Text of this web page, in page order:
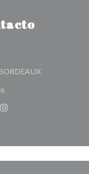
((abre en una
en una nueva
((abre en una nueva
Instagram ((abre en